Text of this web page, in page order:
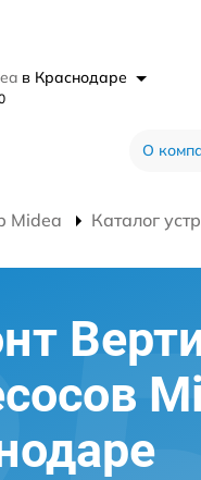
в Краснодаре
О
Midea Каталог